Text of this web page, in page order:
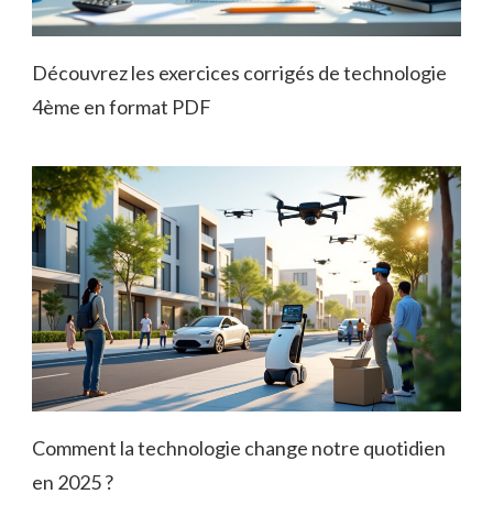
Découvrez les exercices corrigés de technologie
4ème en format PDF
Comment la technologie change notre quotidien
en 2025 ?